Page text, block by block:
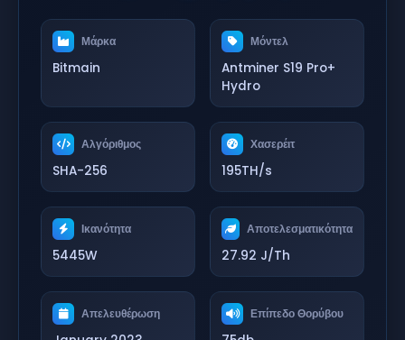
Μάρκα
Bitmain
Μόντελ
Antminer S19 Pro+
Hydro
Αλγόριθμος
SHA-256
Χασερέιτ
195TH/s
Ικανότητα
5445W
Αποτελεσματικότητα
27.92 J/Th
Απελευθέρωση Επίπεδο Θορύβου